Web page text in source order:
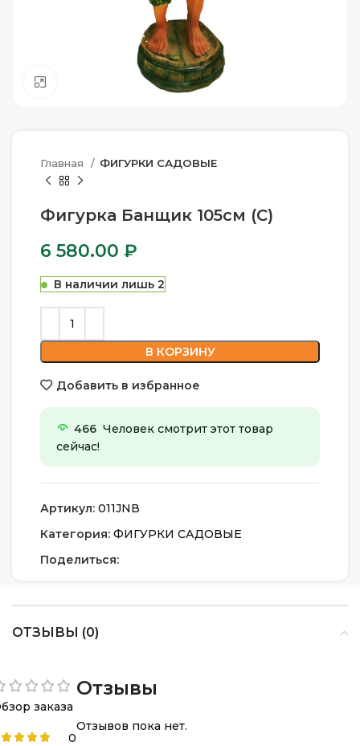
Нажмите, чтобы увеличить
Главная ФИГУРКИ САДОВЫЕ
Фигурка Банщик 105см (С)
6 580.00 ₽
В наличии лишь 2
В КОРЗИНУ
Добавить в избранное
466 Человек смотрит этот товар
сейчас!
Артикул: 011JNВ
Категория: ФИГУРКИ САДОВЫЕ
Поделиться:
ОТЗЫВЫ (0)
заказа
0
Отзывы
Отзывов пока нет.